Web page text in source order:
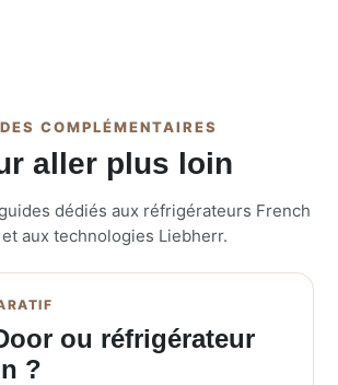
COMPLÉMENTAIRES
aller plus loin
dédiés aux réfrigérateurs French
aux technologies Liebherr.
ou réfrigérateur
?